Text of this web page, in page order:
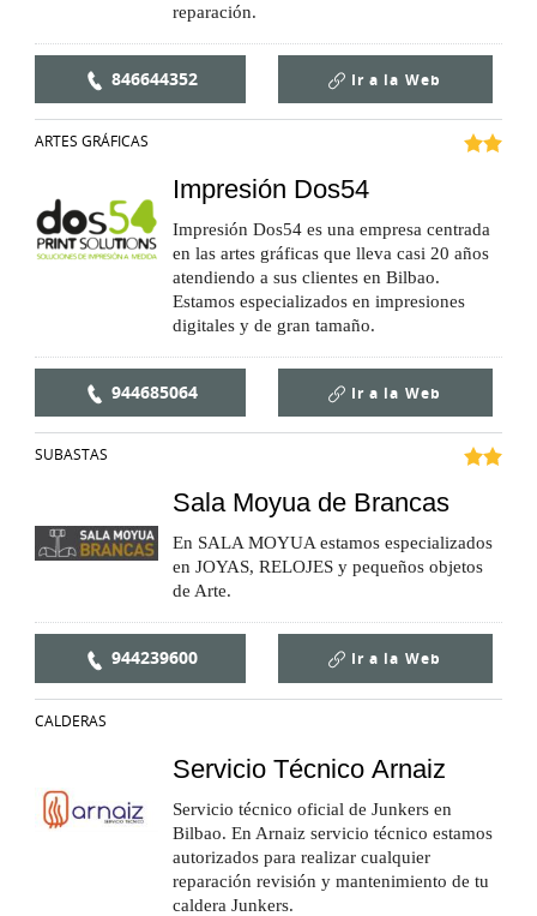
reparación.
846644352 Ir a la Web
ARTES GRÁFICAS
Impresión Dos54
Impresión Dos54 es una empresa centrada
en las artes gráficas que lleva casi 20 años
atendiendo a sus clientes en Bilbao.
Estamos especializados en impresiones
digitales y de gran tamaño.
944685064 Ir a la Web
SUBASTAS
Sala Moyua de Brancas
En SALA MOYUA estamos especializados
en JOYAS, RELOJES y pequeños objetos
de Arte.
944239600 Ir a la Web
CALDERAS
Servicio Técnico Arnaiz
Servicio técnico oficial de Junkers en
Bilbao. En Arnaiz servicio técnico estamos
autorizados para realizar cualquier
reparación revisión y mantenimiento de tu
caldera Junkers.